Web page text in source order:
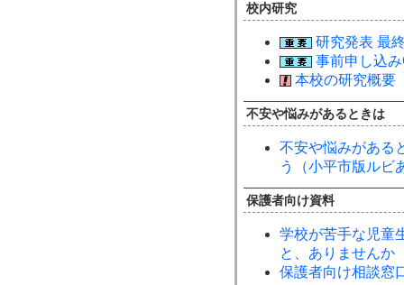
校内研究
研究発表 最
事前申し込
本校の研究概要
不安や悩みがあるときは
不安や悩みがある
う（小平市版ルビ
保護者向け資料
学校が苦手な児童
と、ありませんか
保護者向け相談窓